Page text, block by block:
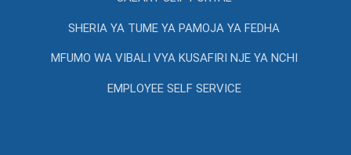
SHERIA YA TUME YA PAMOJA YA FEDHA
MFUMO WA VIBALI VYA KUSAFIRI NJE YA NCHI
EMPLOYEE SELF SERVICE